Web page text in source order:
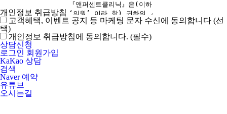
개인정보 취급방침
고객혜택, 이벤트 공지 등 마케팅 문자 수신에 동의합니다 (선
택)
개인정보 취급방침에 동의합니다. (필수)
상담신청
로그인 회원가입
KaKao 상담
검색
Naver 예약
유튜브
오시는길